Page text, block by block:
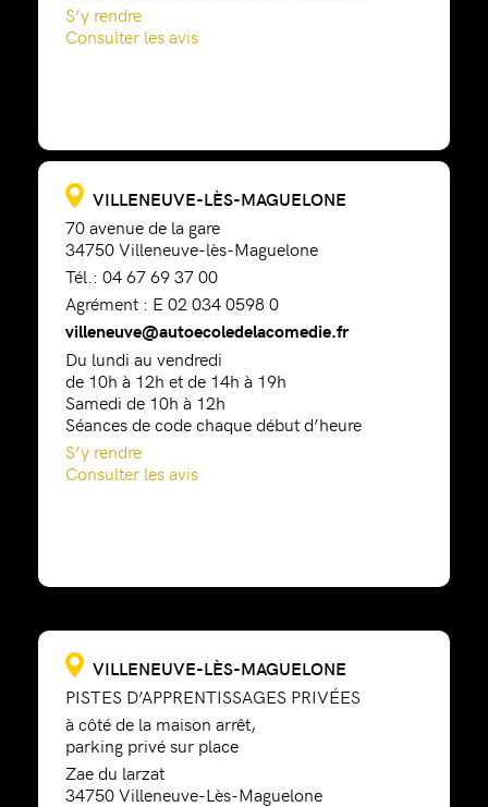
S’y rendre
Consulter les avis
VILLENEUVE-LÈS-MAGUELONE
70 avenue de la gare
34750 Villeneuve-lès-Maguelone
Tél.: 04 67 69 37 00
Agrément : E 02 034 0598 0
villeneuve@autoecoledelacomedie.fr
Du lundi au vendredi
de 10h à 12h et de 14h à 19h
Samedi de 10h à 12h
Séances de code chaque début d’heure
S’y rendre
Consulter les avis
VILLENEUVE-LÈS-MAGUELONE
PISTES D’APPRENTISSAGES PRIVÉES
à côté de la maison arrêt,
parking privé sur place
Zae du larzat
34750 Villeneuve-Lès-Maguelone